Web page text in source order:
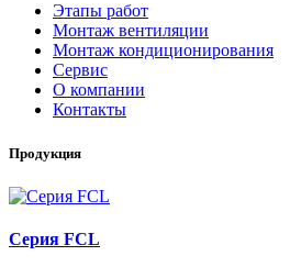
Этапы работ
Монтаж вентиляции
Монтаж кондиционирования
Сервис
О компании
Контакты
Продукция
Серия FCL